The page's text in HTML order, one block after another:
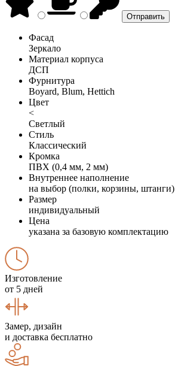
Фасад
Зеркало
Материал корпуса
ДСП
Фурнитура
Boyard, Blum, Hettich
Цвет
<
Светлый
Стиль
Классический
Кромка
ПВХ (0,4 мм, 2 мм)
Внутреннее наполнение
на выбор (полки, корзины, штанги)
Размер
индивидуальный
Цена
указана за базовую комплектацию
Изготовление
от 5 дней
Замер, дизайн
и доставка бесплатно